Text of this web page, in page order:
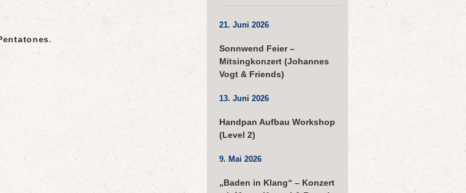
.
21. Juni 2026
Sonnwend Feier –
Mitsingkonzert (Johannes
Vogt & Friends)
13. Juni 2026
Handpan Aufbau Workshop
(Level 2)
9. Mai 2026
„Baden in Klang“ – Konzert